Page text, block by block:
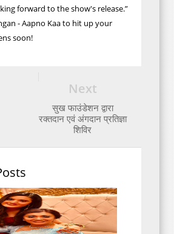
forward to the show's release.”
- Aapno Kaa to hit up your
soon!
Next
सुख फाउंडेशन द्वारा
रक्तदान एवं अंगदान प्रतिज्ञा
शिविर